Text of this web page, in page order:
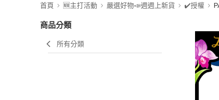
首頁 🆕主打活動 嚴選好物📣週週上新貨 ✔️授權
商品分類
所有分類